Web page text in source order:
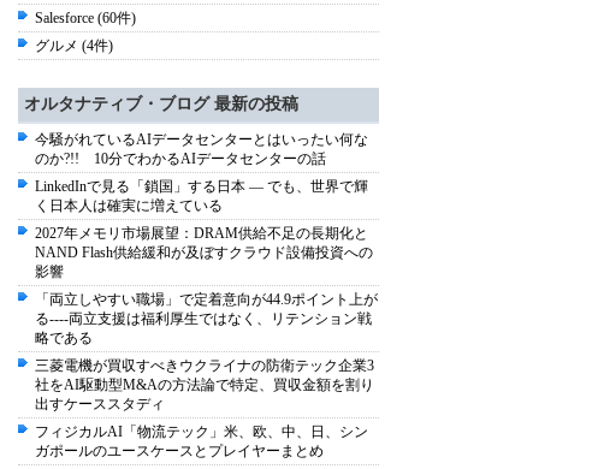
Salesforce (60件)
グルメ (4件)
オルタナティブ・ブログ 最新の投稿
今騒がれているAIデータセンターとはいったい何な
のか?!! 10分でわかるAIデータセンターの話
LinkedInで見る「鎖国」する日本 ― でも、世界で輝
く日本人は確実に増えている
2027年メモリ市場展望：DRAM供給不足の長期化と
NAND Flash供給緩和が及ぼすクラウド設備投資への
影響
「両立しやすい職場」で定着意向が44.9ポイント上が
る----両立支援は福利厚生ではなく、リテンション戦
略である
三菱電機が買収すべきウクライナの防衛テック企業3
社をAI駆動型M&Aの方法論で特定、買収金額を割り
出すケーススタディ
フィジカルAI「物流テック」米、欧、中、日、シン
ガポールのユースケースとプレイヤーまとめ